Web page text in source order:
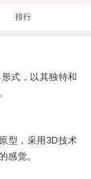
排行
式，以其独特和
型，采用3D技术
感觉。